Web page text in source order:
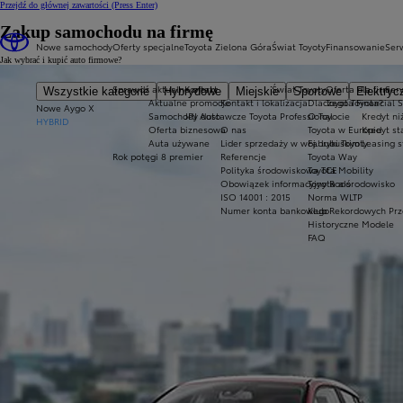
Przejdź do głównej zawartości (Press Enter)
Nowe samochody
Wszystkie kategorie Hybrydowe Miejskie Sportowe
Nowe Aygo X
HYBRID
Oferty specjalne
Sprawdź aktualne oferty
Aktualne promocje
Samochody dostawcze Toyota Professional
Oferta biznesowa
Auta używane
Rok potęgi 8 premier
Toyota Zielona Góra
Kontakt
Kontakt i lokalizacja
JPJ Auto
O nas
Lider sprzedaży w woj. lubuskim
Referencje
Polityka środowiskowa TCE
Obowiązek informacyjny Rodo
ISO 14001 : 2015
Numer konta bankowego
Świat Toyoty
Świat Toyoty
Dlaczego Toyota?
O Toyocie
Toyota w Europie
Fabryki Toyoty
Toyota Way
Toyota Mobility
Toyota a środowisko
Norma WLTP
Klub Rekordowych
Historyczne Modele
FAQ
Finansowanie
Oferta dla firm
Toyota Financial
Kredyt
Kredyt
Leasing
Zakup samochodu na firmę
Jak wybrać i kupić auto firmowe?